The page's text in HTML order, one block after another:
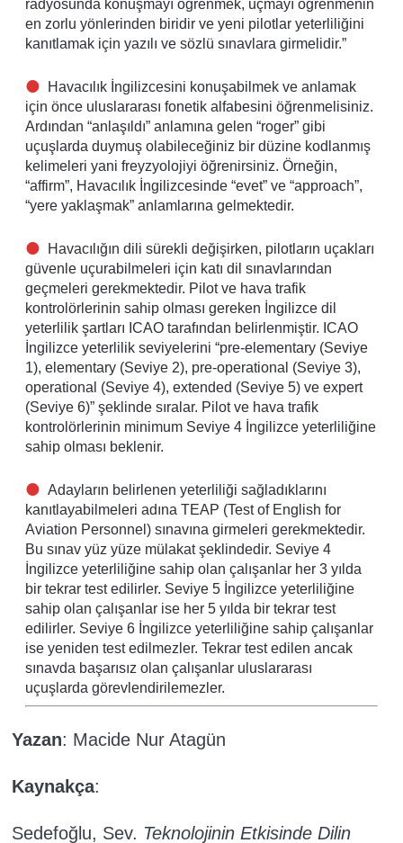
radyosunda konuşmayı öğrenmek, uçmayı öğrenmenin
en zorlu yönlerinden biridir ve yeni pilotlar yeterliliğini
kanıtlamak için yazılı ve sözlü sınavlara girmelidir.”
Havacılık İngilizcesini konuşabilmek ve anlamak
için önce uluslararası fonetik alfabesini öğrenmelisiniz.
Ardından “anlaşıldı” anlamına gelen “roger” gibi
uçuşlarda duymuş olabileceğiniz bir düzine kodlanmış
kelimeleri yani freyzyolojiyi öğrenirsiniz. Örneğin,
“affirm”, Havacılık İngilizcesinde “evet” ve “approach”,
“yere yaklaşmak” anlamlarına gelmektedir.
Havacılığın dili sürekli değişirken, pilotların uçakları
güvenle uçurabilmeleri için katı dil sınavlarından
geçmeleri gerekmektedir. Pilot ve hava trafik
kontrolörlerinin sahip olması gereken İngilizce dil
yeterlilik şartları ICAO tarafından belirlenmiştir. ICAO
İngilizce yeterlilik seviyelerini “pre-elementary (Seviye
1), elementary (Seviye 2), pre-operational (Seviye 3),
operational (Seviye 4), extended (Seviye 5) ve expert
(Seviye 6)” şeklinde sıralar. Pilot ve hava trafik
kontrolörlerinin minimum Seviye 4 İngilizce yeterliliğine
sahip olması beklenir.
Adayların belirlenen yeterliliği sağladıklarını
kanıtlayabilmeleri adına TEAP (Test of English for
Aviation Personnel) sınavına girmeleri gerekmektedir.
Bu sınav yüz yüze mülakat şeklindedir. Seviye 4
İngilizce yeterliliğine sahip olan çalışanlar her 3 yılda
bir tekrar test edilirler. Seviye 5 İngilizce yeterliliğine
sahip olan çalışanlar ise her 5 yılda bir tekrar test
edilirler. Seviye 6 İngilizce yeterliliğine sahip çalışanlar
ise yeniden test edilmezler. Tekrar test edilen ancak
sınavda başarısız olan çalışanlar uluslararası
uçuşlarda görevlendirilemezler.
Yazan: Macide Nur Atagün
Kaynakça:
Sedefoğlu, Sev. Teknolojinin Etkisinde Dilin